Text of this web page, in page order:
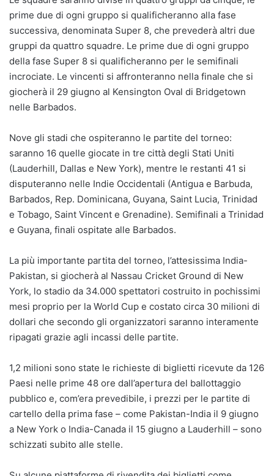
prime due di ogni gruppo si qualificheranno alla fase
successiva, denominata Super 8, che prevederà altri due
gruppi da quattro squadre. Le prime due di ogni gruppo
della fase Super 8 si qualificheranno per le semifinali
incrociate. Le vincenti si affronteranno nella finale che si
giocherà il 29 giugno al Kensington Oval di Bridgetown
nelle Barbados.
Nove gli stadi che ospiteranno le partite del torneo:
saranno 16 quelle giocate in tre città degli Stati Uniti
(Lauderhill, Dallas e New York), mentre le restanti 41 si
disputeranno nelle Indie Occidentali (Antigua e Barbuda,
Barbados, Rep. Dominicana, Guyana, Saint Lucia, Trinidad
e Tobago, Saint Vincent e Grenadine). Semifinali a Trinidad
e Guyana, finali ospitate alle Barbados.
La più importante partita del torneo, l’attesissima India-
Pakistan, si giocherà al Nassau Cricket Ground di New
York, lo stadio da 34.000 spettatori costruito in pochissimi
mesi proprio per la World Cup e costato circa 30 milioni di
dollari che secondo gli organizzatori saranno interamente
ripagati grazie agli incassi delle partite.
1,2 milioni sono state le richieste di biglietti ricevute da 126
Paesi nelle prime 48 ore dall’apertura del ballottaggio
pubblico e, com’era prevedibile, i prezzi per le partite di
cartello della prima fase – come Pakistan-India il 9 giugno
a New York o India-Canada il 15 giugno a Lauderhill – sono
schizzati subito alle stelle.